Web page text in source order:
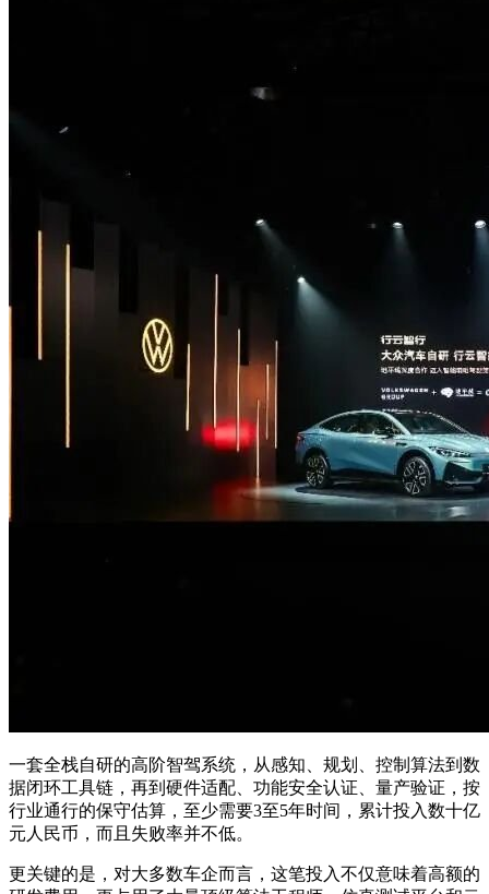
一套全栈自研的高阶智驾系统，从感知、规划、控制算法到数
据闭环工具链，再到硬件适配、功能安全认证、量产验证，按
行业通行的保守估算，至少需要3至5年时间，累计投入数十亿
元人民币，而且失败率并不低。
更关键的是，对大多数车企而言，这笔投入不仅意味着高额的